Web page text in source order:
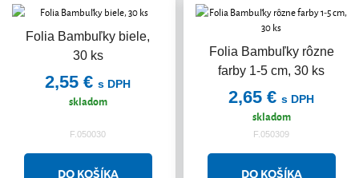
Folia Bambuľky biele,
30 ks
2,55 € s DPH
skladom
F.050030
Folia Bambuľky rôzne
farby 1-5 cm, 30 ks
2,65 € s DPH
skladom
F.050309